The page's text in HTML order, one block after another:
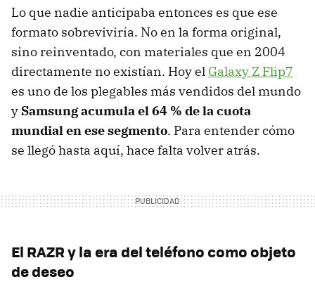
Lo que nadie anticipaba entonces es que ese
formato sobreviviría. No en la forma original,
sino reinventado, con materiales que en 2004
directamente no existían. Hoy el Galaxy Z Flip7
es uno de los plegables más vendidos del mundo
y Samsung acumula el 64 % de la cuota
mundial en ese segmento. Para entender cómo
se llegó hasta aquí, hace falta volver atrás.
El RAZR y la era del teléfono como objeto
de deseo